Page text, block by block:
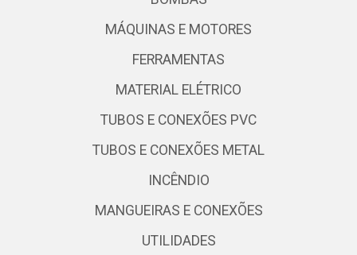
MÁQUINAS E MOTORES
FERRAMENTAS
MATERIAL ELÉTRICO
TUBOS E CONEXÕES PVC
TUBOS E CONEXÕES METAL
INCÊNDIO
MANGUEIRAS E CONEXÕES
UTILIDADES